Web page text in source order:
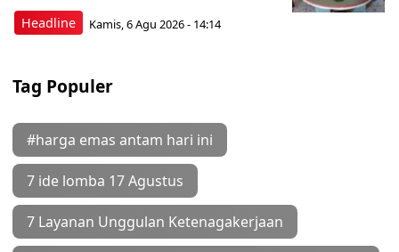
Headline Kamis, 6 Agu 2026 - 14:14
Tag Populer
#harga emas antam hari ini
7 ide lomba 17 Agustus
7 Layanan Unggulan Ketenagakerjaan